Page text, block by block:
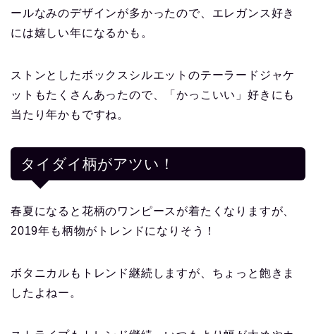
ールなみのデザインが多かったので、エレガンス好き
には嬉しい年になるかも。
ストンとしたボックスシルエットのテーラードジャケ
ットもたくさんあったので、「かっこいい」好きにも
当たり年かもですね。
タイダイ柄がアツい！
春夏になると花柄のワンピースが着たくなりますが、
2019年も柄物がトレンドになりそう！
ボタニカルもトレンド継続しますが、ちょっと飽きま
したよねー。